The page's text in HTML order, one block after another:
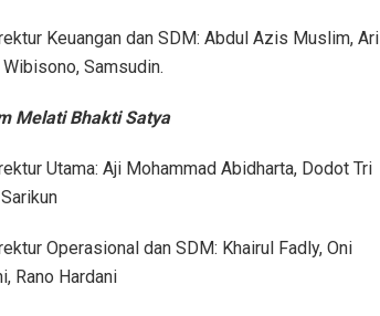
Keuangan dan SDM: Abdul Azis Muslim, Ari
Wibisono, Samsudin.
Melati Bhakti Satya
Utama: Aji Mohammad Abidharta, Dodot Tri
Operasional dan SDM: Khairul Fadly, Oni
Rano Hardani